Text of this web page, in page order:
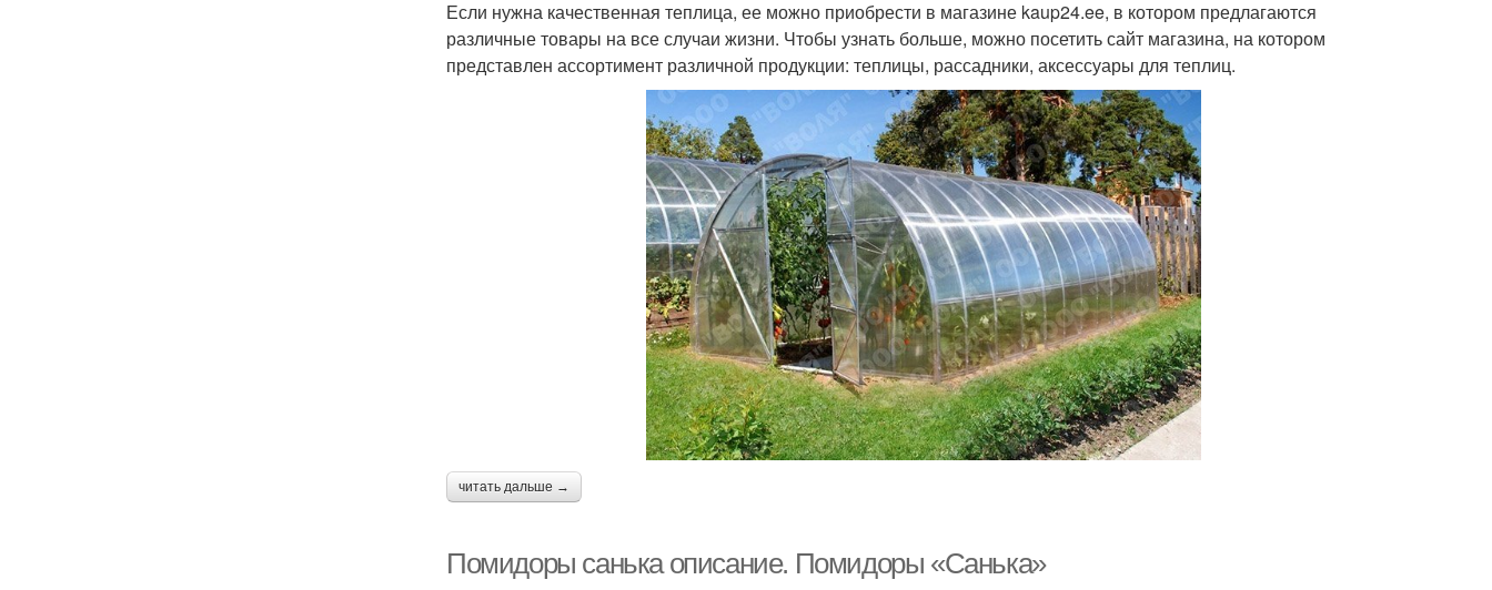
Если нужна качественная теплица, ее можно приобрести в магазине kaup24.ee, в котором предлагаются
различные товары на все случаи жизни. Чтобы узнать больше, можно посетить сайт магазина, на котором
представлен ассортимент различной продукции: теплицы, рассадники, аксессуары для теплиц.
читать дальше →
Помидоры санька описание. Помидоры «Санька»